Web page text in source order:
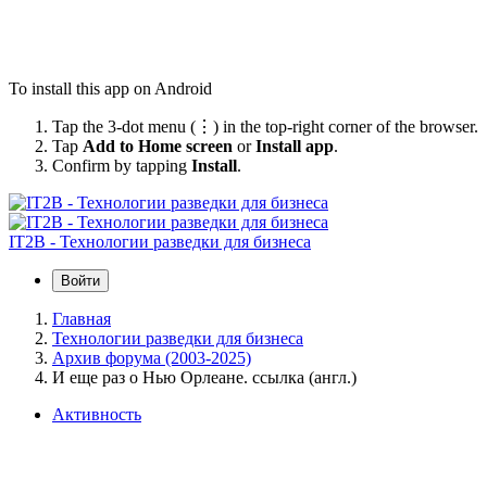
To install this app on Android
Tap the 3-dot menu (⋮) in the top-right corner of the browser.
Tap Add to Home screen orInstall app.
Confirm by tapping Install.
IT2B - Технологии разведки для бизнеса
Войти
Главная
Технологии разведки для бизнеса
Архив форума (2003-2025)
И еще раз о Нью Орлеане. ссылка (англ.)
Активность